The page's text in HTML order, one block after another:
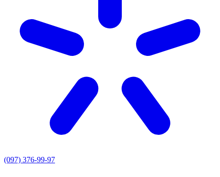
(097) 376-99-97